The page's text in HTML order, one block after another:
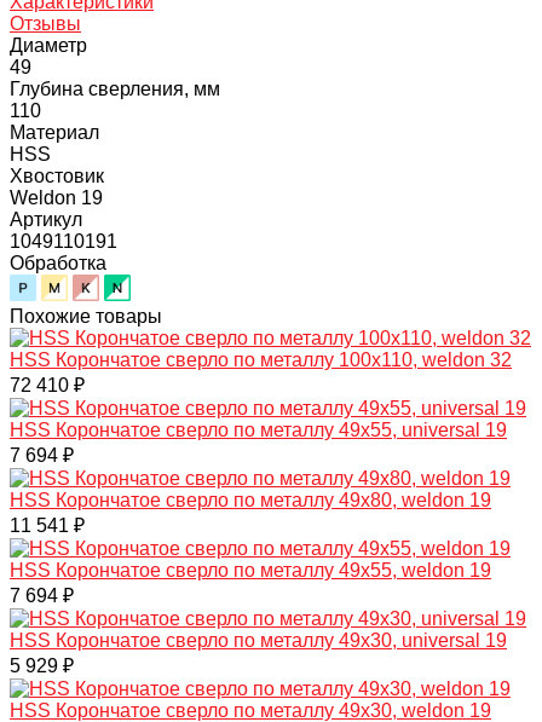
Отзывы
Диаметр
49
Глубина сверления, мм
110
Материал
HSS
Хвостовик
Weldon 19
Артикул
1049110191
Обработка
Похожие товары
HSS Корончатое сверло по металлу 100x110, weldon 32
72 410 ₽
HSS Корончатое сверло по металлу 49x55, universal 19
7 694 ₽
HSS Корончатое сверло по металлу 49x80, weldon 19
11 541 ₽
HSS Корончатое сверло по металлу 49x55, weldon 19
7 694 ₽
HSS Корончатое сверло по металлу 49x30, universal 19
5 929 ₽
HSS Корончатое сверло по металлу 49x30, weldon 19